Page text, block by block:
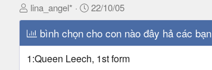
T
h
r
e
a
lina_angel*
N
g
à
y
g
22/10/05
bình chọn cho con nào đây hả các bạn
1:Queen Leech, 1st form